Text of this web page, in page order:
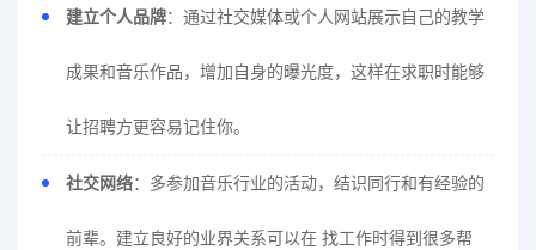
建立个人品牌：通过社交媒体或个人网站展示自己的教学
成果和音乐作品，增加自身的曝光度，这样在求职时能够
让招聘方更容易记住你。
社交网络：多参加音乐行业的活动，结识同行和有经验的
前辈。建立良好的业界关系可以在 找工作时得到很多帮